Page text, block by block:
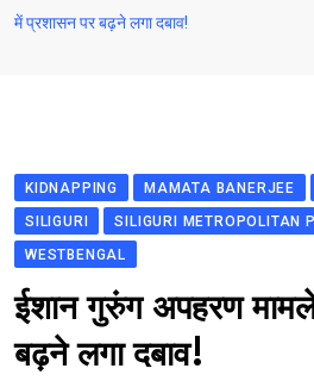
में प्रशासन पर बढ़ने लगा दबाव!
KIDNAPPING MAMATA BANERJEE
SILIGURI
SILIGURI METROPOLITAN
WESTBENGAL
ईशान गुरुंग अपहरण
बढ़ने लगा दबाव!